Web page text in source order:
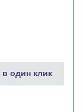
в один клик